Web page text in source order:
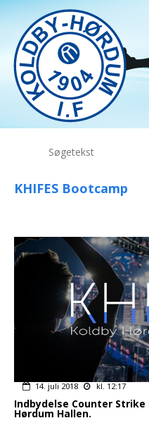
KHIFES Bootcamp
14. juli 2018 kl. 12:17
Indbydelse Counter
Hørdum Hallen.